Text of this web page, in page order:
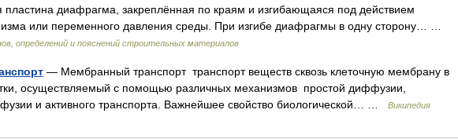
пластина диафрагма, закреплённая по краям и изгибающаяся под действием
или переменного давления среды. При изгибе диафрагмы в одну сторону… …
определений и пояснений строительных материалов
— Мембранный транспорт транспорт веществ сквозь клеточную мембрану в
осуществляемый с помощью различных механизмов простой диффузии,
и активного транспорта. Важнейшее свойство биологической… …
Википедия